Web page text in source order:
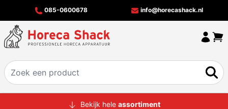
085-0600678 info@horecashack.nl
HOME
Bekijk hele assortiment